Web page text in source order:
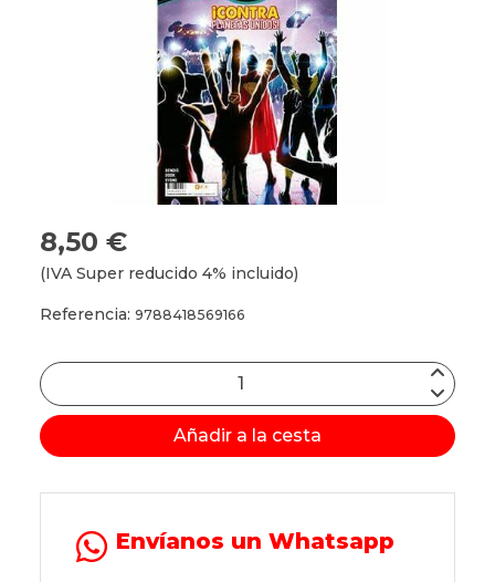
8,50 €
(IVA Super reducido 4% incluido)
Referencia: 9788418569166
Añadir a la cesta
Envíanos un Whatsapp